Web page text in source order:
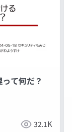
て何だ？
32.1K